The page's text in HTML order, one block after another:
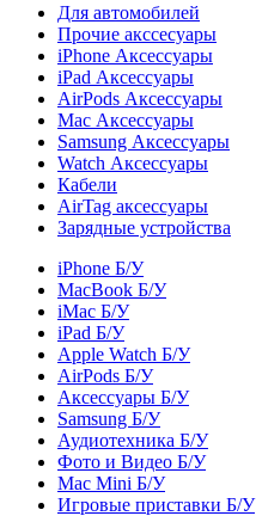
Для автомобилей
Прочие акссесуары
iPhone Аксессуары
iPad Аксессуары
AirPods Аксессуары
Mac Аксессуары
Samsung Аксессуары
Watch Аксессуары
Кабели
AirTag аксессуары
Зарядные устройства
iPhone Б/У
MacBook Б/У
iMac Б/У
iPad Б/У
Apple Watch Б/У
AirPods Б/У
Аксессуары Б/У
Samsung Б/У
Аудиотехника Б/У
Фото и Видео Б/У
Mac Mini Б/У
Игровые приставки Б/У